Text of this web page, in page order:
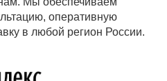
оперативную
в любой регион России.